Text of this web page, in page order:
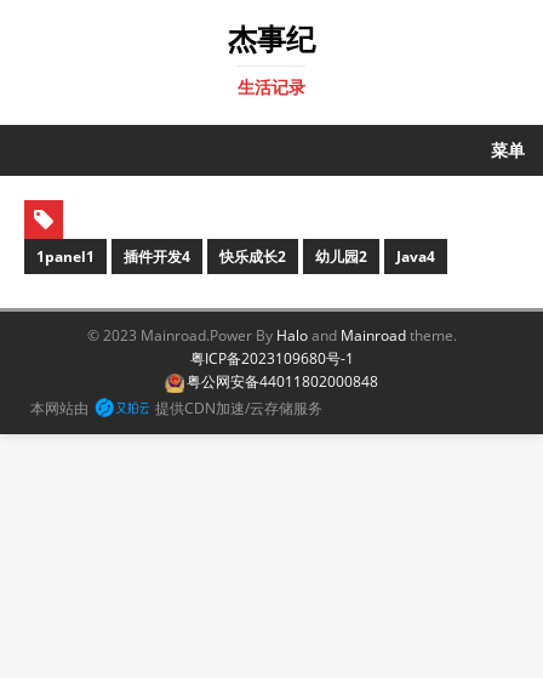
杰事纪
生活记录
菜单
1panel1 插件开发4 快乐成长2 幼儿园2 Java4
© 2023 Mainroad.Power By Haloand Mainroadtheme.
粤ICP备2023109680号-1
粤公网安备44011802000848
本网站由
提供CDN加速/云存储服务